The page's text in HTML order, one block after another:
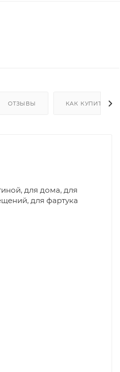
ОТЗЫВЫ КАК КУПИТЬ
для дома, для
для фартука